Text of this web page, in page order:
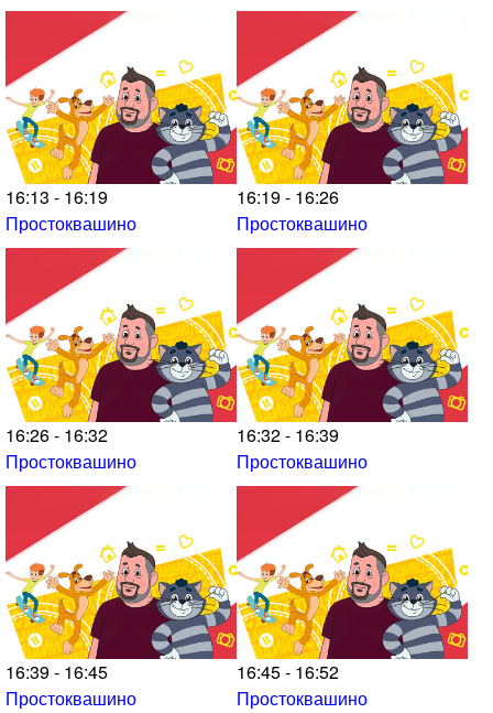
16:13 - 16:19
Простоквашино
16:19 - 16:26
Простоквашино
16:26 - 16:32
Простоквашино
16:32 - 16:39
Простоквашино
16:39 - 16:45
Простоквашино
16:45 - 16:52
Простоквашино